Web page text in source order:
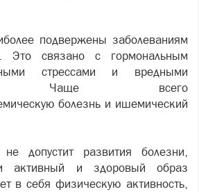
подвержены заболеваниям
Это связано с гормональным
стрессами и вредными
Чаще всего
болезнь и ишемический
допустит развития болезни,
активный и здоровый образ
в себя физическую активность,